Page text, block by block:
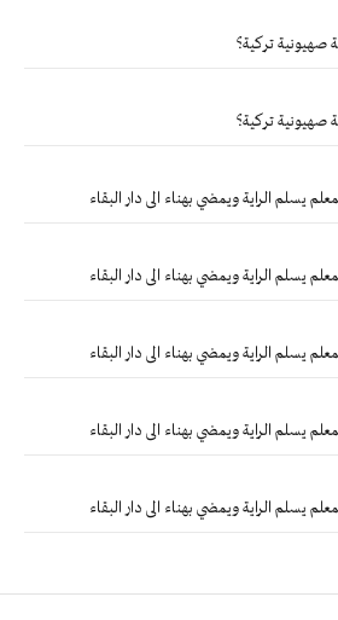
صهيونية تركية؟
صهيونية تركية؟
يسلم الراية ويمضي بهناء الى دار البقاء
يسلم الراية ويمضي بهناء الى دار البقاء
يسلم الراية ويمضي بهناء الى دار البقاء
يسلم الراية ويمضي بهناء الى دار البقاء
يسلم الراية ويمضي بهناء الى دار البقاء